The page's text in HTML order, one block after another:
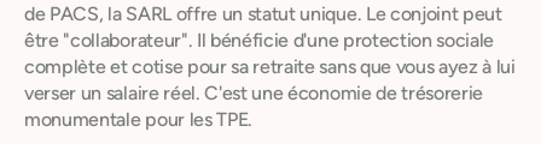
de PACS, la SARL offre un statut unique. Le conjoint peut
être "collaborateur". Il bénéficie d'une protection sociale
complète et cotise pour sa retraite sans que vous ayez à lui
verser un salaire réel. C'est une économie de trésorerie
monumentale pour les TPE.